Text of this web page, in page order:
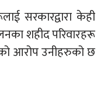
सरकारद्वारा केही
शहीद परिवारहरू
आरोप उनीहरुको छ